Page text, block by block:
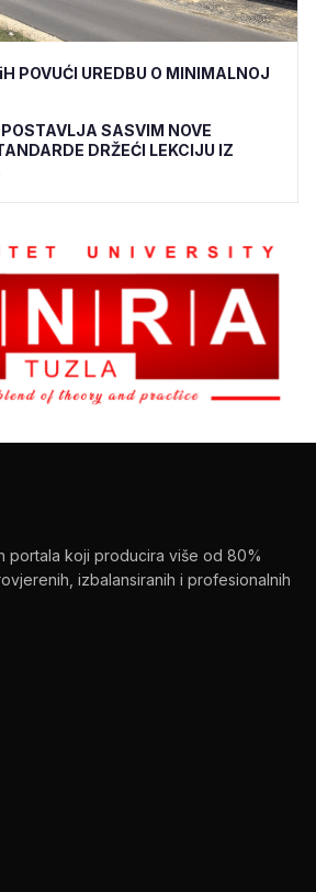
POVUĆI UREDBU O MINIMALNOJ
SASVIM NOVE
DRŽEĆI LEKCIJU IZ
portala koji producira više od 80%
izbalansiranih i profesionalnih